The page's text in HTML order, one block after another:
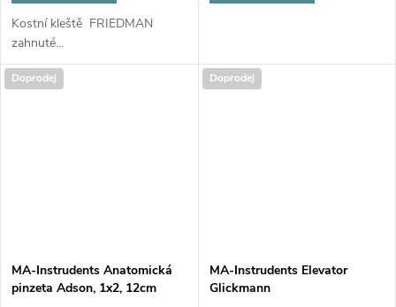
Kostní kleště FRIEDMAN
zahnuté...
Doprodej
MA-Instrudents Anatomická
pinzeta Adson, 1x2, 12cm
Doprodej
MA-Instrudents Elevator
Glickmann